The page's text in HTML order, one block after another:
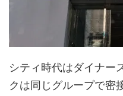
シティ時代はダイナー
クは同じグループで密